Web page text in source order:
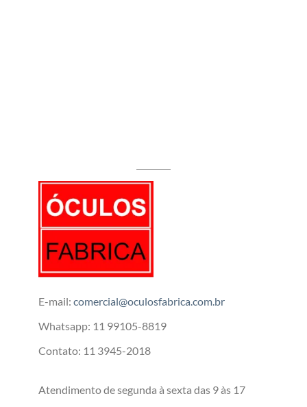
E-mail: comercial@oculosfabrica.com.br
Whatsapp: 11 99105-8819
Contato: 11 3945-2018
Atendimento de segunda à sexta das 9 às 17